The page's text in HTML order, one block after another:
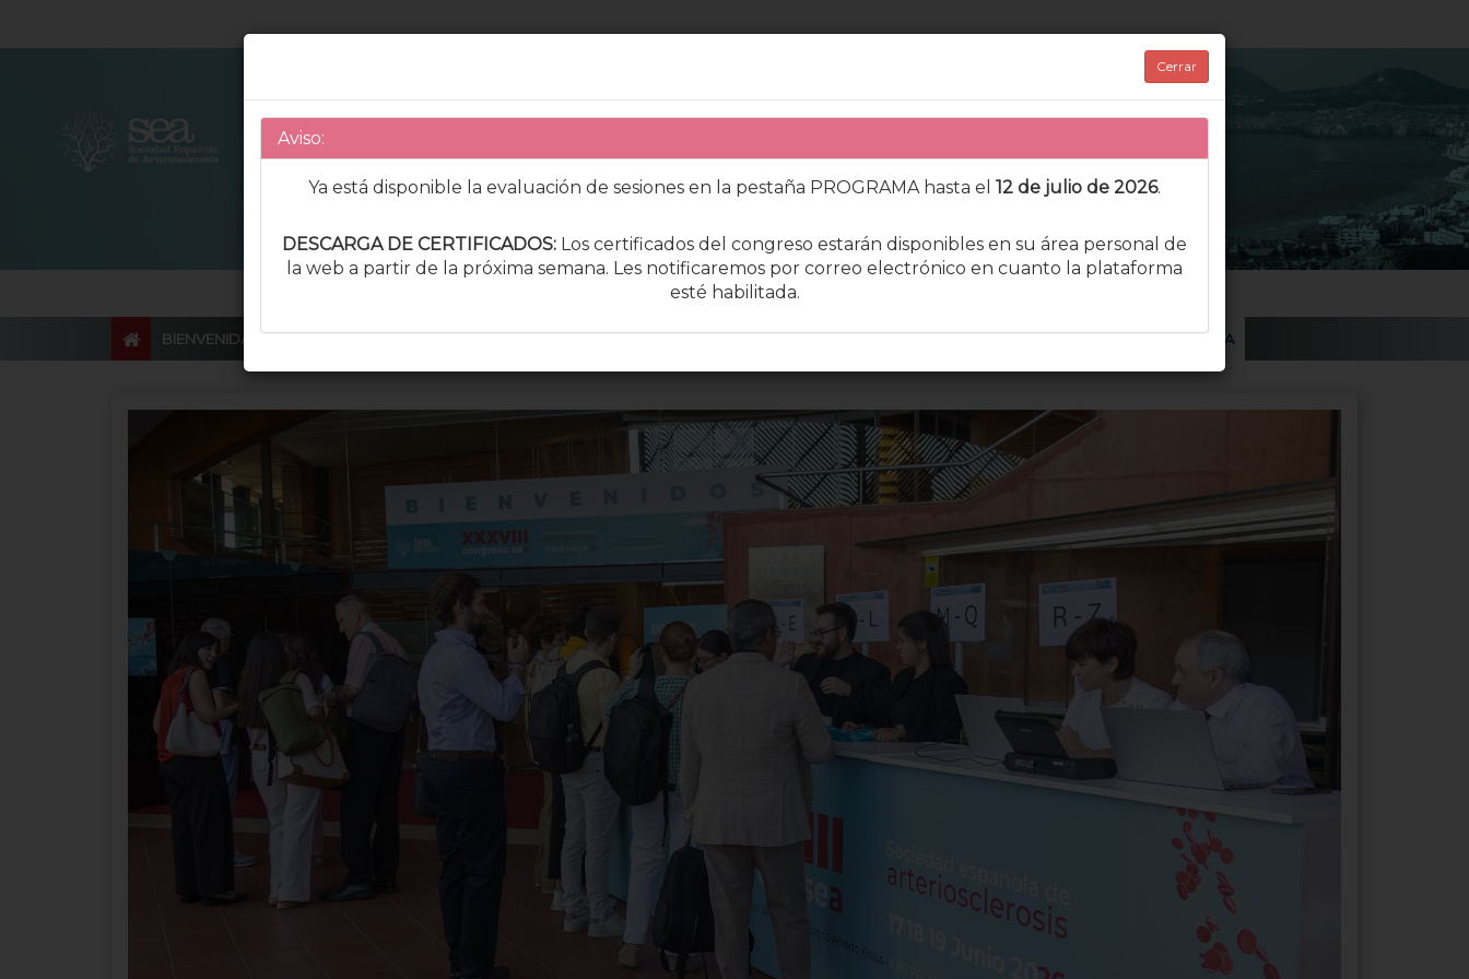
BIENVENIDA COMITÉS PROGRAMA COMUNICACIONES BECAS PATROCINADORES + INFO CONCURSO FOTOGRAFÍA MI CUENTA
Cerrar
Aviso:
Ya está disponible la evaluación de sesiones en la pestaña PROGRAMA hasta el 12 de julio de 2026.
DESCARGA DE CERTIFICADOS: Los certificados del congreso estarán disponibles en su área personal de
la web a partir de la próxima semana. Les notificaremos por correo electrónico en cuanto la plataforma
esté habilitada.